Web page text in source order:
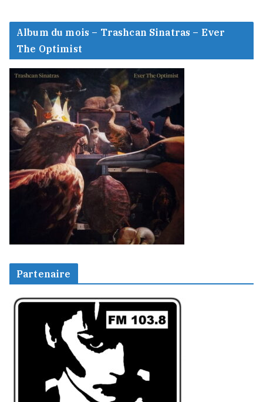
Album du mois – Trashcan Sinatras – Ever
The Optimist
Partenaire